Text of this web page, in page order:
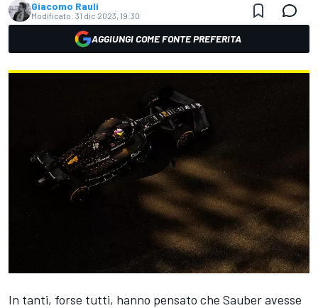
Giacomo Rauli
Modificato: 31 dic 2023, 19:30
AGGIUNGI COME FONTE PREFERITA
In tanti, forse tutti, hanno pensato che Sauber avesse